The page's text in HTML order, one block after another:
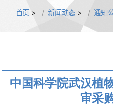
首页 > 新闻动态 > 通知
中国科学院武汉植
审采